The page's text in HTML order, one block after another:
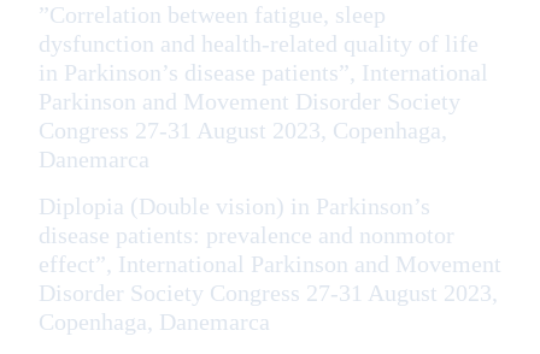
”Correlation between fatigue, sleep
dysfunction and health-related quality of life
in Parkinson’s disease patients”, International
Parkinson and Movement Disorder Society
Congress 27-31 August 2023, Copenhaga,
Danemarca
Diplopia (Double vision) in Parkinson’s
disease patients: prevalence and nonmotor
effect”, International Parkinson and Movement
Disorder Society Congress 27-31 August 2023,
Copenhaga, Danemarca